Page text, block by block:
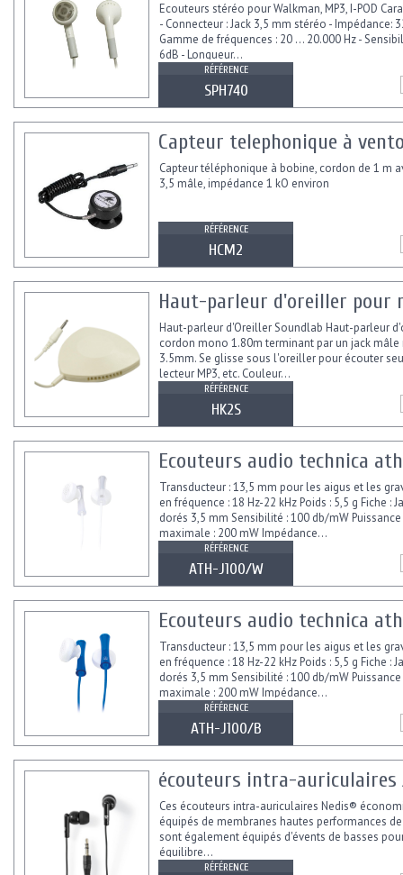
Ecouteurs stéréo pour Walkman, MP3, I-POD
- Connecteur : Jack 3,5 mm stéréo - Impédance:
Gamme de fréquences : 20 ... 20.000 Hz -
6dB - Longueur...
RÉFÉRENCE
SPH740
Capteur telephonique à
Capteur téléphonique à bobine, cordon de 1 m
3,5 mâle, impédance 1 kO environ
RÉFÉRENCE
HCM2
Haut-parleur d'oreiller pour
Haut-parleur d'Oreiller Soundlab Haut-parleur
cordon mono 1.80m terminant par un jack
3.5mm. Se glisse sous l'oreiller pour écouter
lecteur MP3, etc. Couleur...
RÉFÉRENCE
HK2S
Ecouteurs audio technica
Transducteur : 13,5 mm pour les aigus et les
en fréquence : 18 Hz-22 kHz Poids : 5,5 g Fiche :
dorés 3,5 mm Sensibilité : 100 db/mW
maximale : 200 mW Impédance...
RÉFÉRENCE
ATH-J100/W
Ecouteurs audio technica
Transducteur : 13,5 mm pour les aigus et les
en fréquence : 18 Hz-22 kHz Poids : 5,5 g Fiche :
dorés 3,5 mm Sensibilité : 100 db/mW
maximale : 200 mW Impédance...
RÉFÉRENCE
ATH-J100/B
écouteurs intra-auriculaires
Ces écouteurs intra-auriculaires Nedis®
équipés de membranes hautes performances
sont également équipés d'évents de basses
équilibre...
RÉFÉRENCE